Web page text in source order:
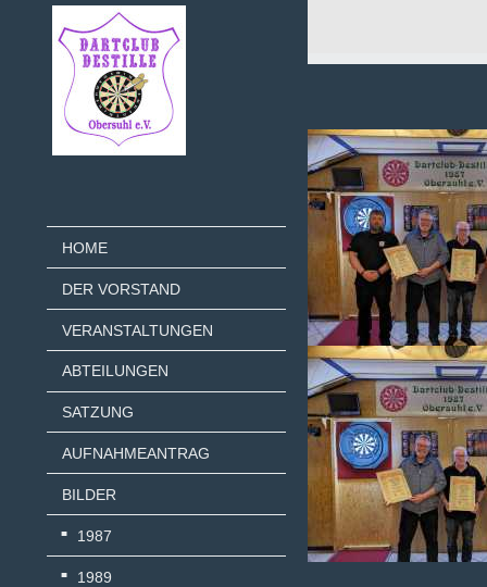
HOME
DER VORSTAND
VERANSTALTUNGEN
ABTEILUNGEN
SATZUNG
AUFNAHMEANTRAG
BILDER
1987
1989